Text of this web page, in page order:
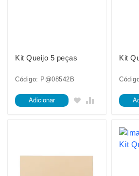
Kit Queijo 5 peças
Código: P@08542B
Adicionar
Kit